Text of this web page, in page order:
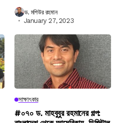
ড. মশিউর রহমান
January 27, 2023
সাক্ষাৎকার
#০৭০ ড. মাহবুবুর রহমানের গল্প: